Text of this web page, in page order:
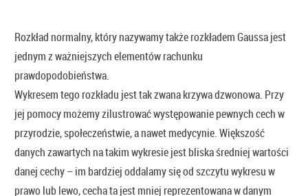
Rozkład normalny, który nazywamy także rozkładem Gaussa jest
jednym z ważniejszych elementów rachunku
prawdopodobieństwa.
Wykresem tego rozkładu jest tak zwana krzywa dzwonowa. Przy
jej pomocy możemy zilustrować występowanie pewnych cech w
przyrodzie, społeczeństwie, a nawet medycynie. Większość
danych zawartych na takim wykresie jest bliska średniej wartości
danej cechy – im bardziej oddalamy się od szczytu wykresu w
prawo lub lewo, cecha ta jest mniej reprezentowana w danym